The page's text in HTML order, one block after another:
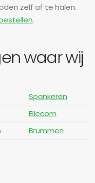
zelf af te halen.
.
waar wij
Spankeren
Ellecom
Brummen